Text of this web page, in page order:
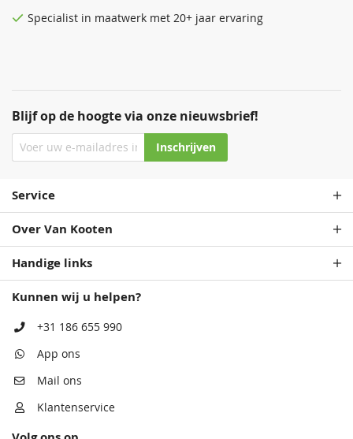
Blijf op de hoogte via onze nieuwsbrief!
Inschrijven
Specialist in maatwerk met 20+ jaar ervaring
Service
Over Van Kooten
Handige links
Kunnen wij u helpen?
+31 186 655 990
App ons
Mail ons
Klantenservice